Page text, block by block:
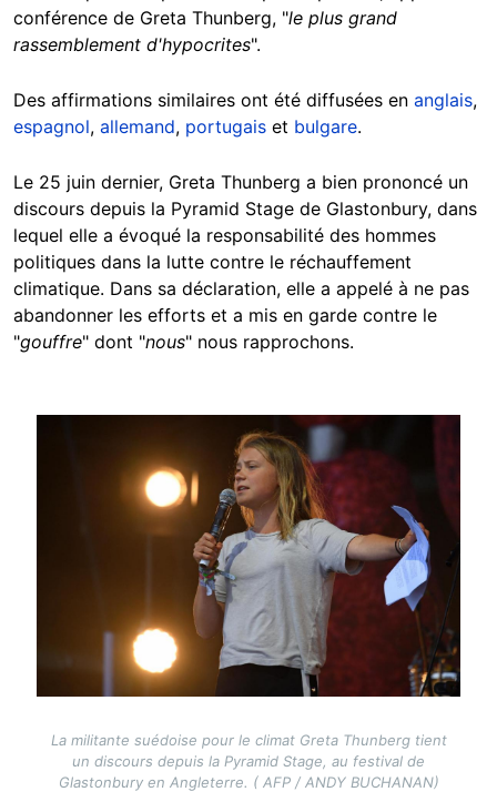
conférence de Greta Thunberg, "le plus grand
rassemblement d'hypocrites".
Des affirmations similaires ont été diffusées en anglais,
espagnol, allemand, portugais et bulgare.
Le 25 juin dernier, Greta Thunberg a bien prononcé un
discours depuis la Pyramid Stage de Glastonbury, dans
lequel elle a évoqué la responsabilité des hommes
politiques dans la lutte contre le réchauffement
climatique. Dans sa déclaration, elle a appelé à ne pas
abandonner les efforts et a mis en garde contre le
"gouffre" dont "nous" nous rapprochons.
La militante suédoise pour le climat Greta Thunberg tient
un discours depuis la Pyramid Stage, au festival de
Glastonbury en Angleterre. ( AFP / ANDY BUCHANAN)